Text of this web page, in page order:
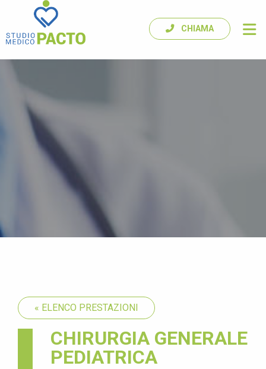
CHIAMA
« ELENCO PRESTAZIONI
CHIRURGIA GENERALE
PEDIATRICA